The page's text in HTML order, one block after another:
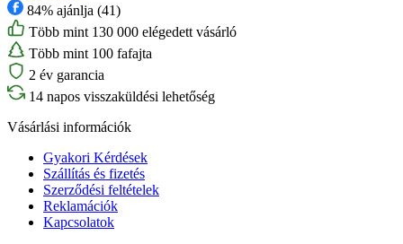
84% ajánlja (41)
Több mint 130 000 elégedett vásárló
Több mint 100 fafajta
2 év garancia
14 napos visszaküldési lehetőség
Vásárlási információk
Gyakori Kérdések
Szállítás és fizetés
Szerződési feltételek
Reklamációk
Kapcsolatok